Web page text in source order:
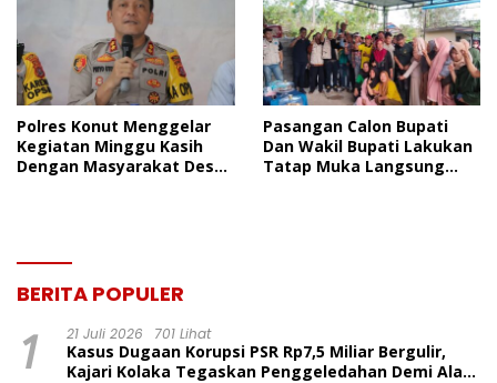
Polres Konut Menggelar
Kegiatan Minggu Kasih
Dengan Masyarakat Desa
Pasangan Calon Bupati
Dan Wakil Bupati Lakukan
Tatap Muka Langsung
BERITA POPULER
1 21 Juli 2026 701 Lihat
Kasus Dugaan Korupsi PSR Rp7,5 Miliar Bergulir,
Kajari Kolaka Tegaskan Penggeledahan Demi Alat